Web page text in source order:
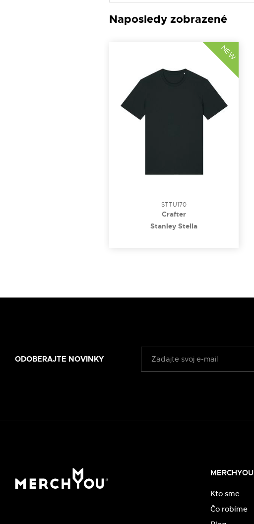
Naposledy zobrazené
STTU170
Crafter
Stanley Stella
NEW
ODOBERAJTE NOVINKY
MERCHYOU
Kto sme
Čo robíme